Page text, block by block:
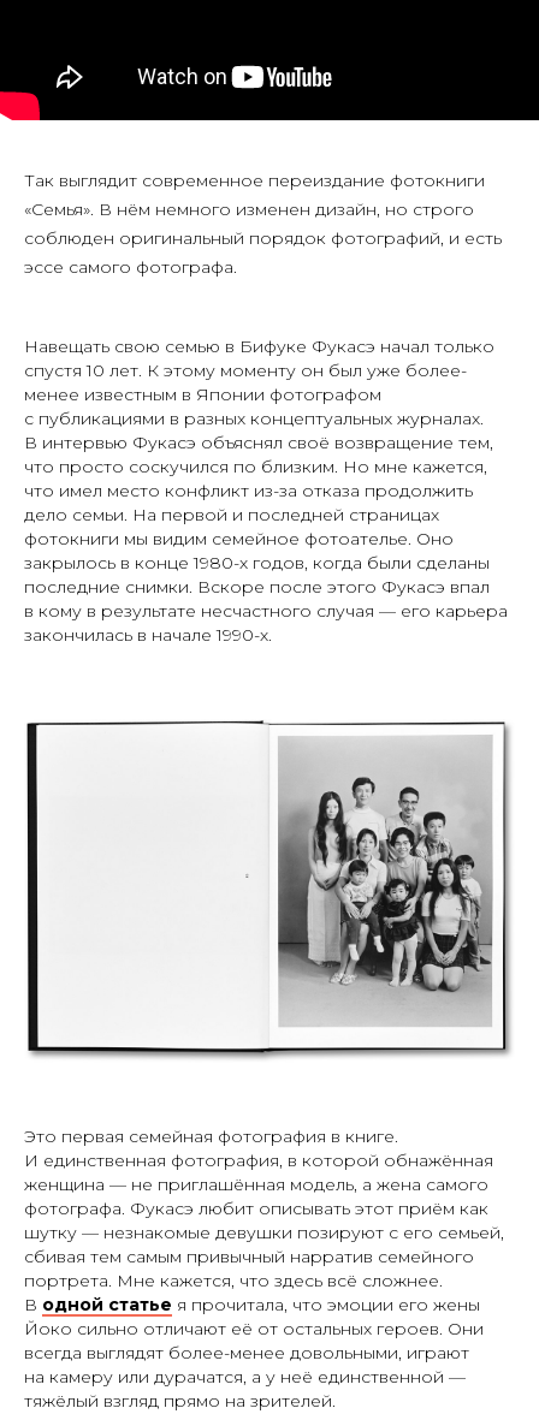
Так выглядит современное переиздание фотокниги
«Семья». В нём немного изменен дизайн, но строго
соблюден оригинальный порядок фотографий, и есть
эссе самого фотографа.
Навещать свою семью в Бифуке Фукасэ начал только
спустя 10 лет. К этому моменту он был уже более-
менее известным в Японии фотографом
с публикациями в разных концептуальных журналах.
В интервью Фукасэ объяснял своё возвращение тем,
что просто соскучился по близким. Но мне кажется,
что имел место конфликт из-за отказа продолжить
дело семьи. На первой и последней страницах
фотокниги мы видим семейное фотоателье. Оно
закрылось в конце 1980-х годов, когда были сделаны
последние снимки. Вскоре после этого Фукасэ впал
в кому в результате несчастного случая — его карьера
закончилась в начале 1990-х.
Это первая семейная фотография в книге.
И единственная фотография, в которой обнажённая
женщина — не приглашённая модель, а жена самого
фотографа. Фукасэ любит описывать этот приём как
шутку — незнакомые девушки позируют с его семьей,
сбивая тем самым привычный нарратив семейного
портрета. Мне кажется, что здесь всё сложнее.
В одной статье я прочитала, что эмоции его жены
Йоко сильно отличают её от остальных героев. Они
всегда выглядят более-менее довольными, играют
на камеру или дурачатся, а у неё единственной —
тяжёлый взгляд прямо на зрителей.